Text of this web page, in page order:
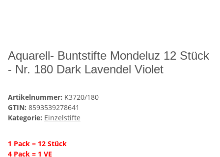
Aquarell- Buntstifte Mondeluz 12 Stück
- Nr. 180 Dark Lavendel Violet
Artikelnummer: K3720/180
GTIN: 8593539278641
Kategorie: Einzelstifte
1 Pack = 12 Stück
4 Pack = 1 VE